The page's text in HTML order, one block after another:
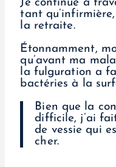
Je continue à
tant
la retraite.
Étonnamment,
qu’avant ma
la fulguration a
bactéries à la
Bien que la
difficile, j’ai
de vessie qui
cher.